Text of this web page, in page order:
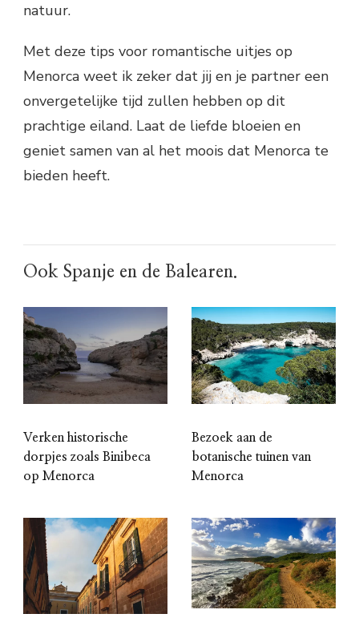
natuur.
Met deze tips voor romantische uitjes op
Menorca weet ik zeker dat jij en je partner een
onvergetelijke tijd zullen hebben op dit
prachtige eiland. Laat de liefde bloeien en
geniet samen van al het moois dat Menorca te
bieden heeft.
Ook Spanje en de Balearen.
Verken historische
dorpjes zoals Binibeca
op Menorca
Bezoek aan de
botanische tuinen van
Menorca